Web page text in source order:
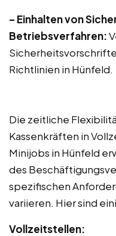
– Einhalten von
Betriebsverfahren:
Richtlinien in Hünfeld.
Die zeitliche
Kassenkräften in
Minijobs in Hünfeld
des
spezifischen
variieren. Hier sind
Vollzeitstellen: